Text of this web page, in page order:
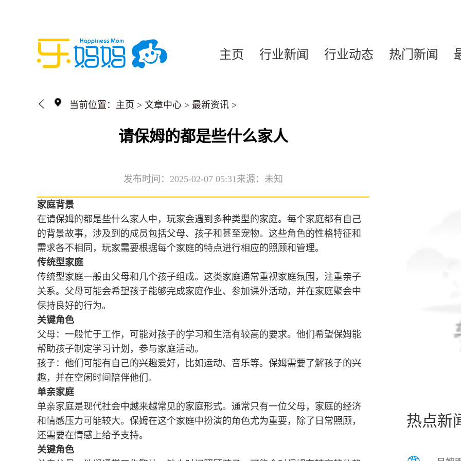
主页 行业新闻 行业动态 热门新闻
当前位置： 主页 > 文章中心 > 最新资讯 >
请保姆的都是些什么家人
发布时间：2025-02-07 05:31来源：未知
家庭背景
在请保姆的都是些什么家人中，玩家会遇到多种类型的家庭。每个家庭都有自己
的背景故事，涉及到的成员包括父母、孩子和甚至宠物。这些角色的性格特征和
需求各不相同，玩家需要根据每个家庭的特点进行相应的照顾和管理。
传统型家庭
传统型家庭一般由父母和几个孩子组成。这类家庭通常重视家庭氛围，注重亲子
关系。父母可能会希望孩子能够完成家庭作业、参加课外活动，并在家庭聚会中
保持良好的行为。
关键角色
父母：一般忙于工作，可能对孩子的学习和生活有较高的要求。他们希望保姆能
帮助孩子制定学习计划，参与家庭活动。
孩子：他们可能有自己的兴趣爱好，比如运动、音乐等。保姆需要了解孩子的兴
趣，并在空闲时间陪伴他们。
单亲家庭
单亲家庭是现代社会中越来越常见的家庭形式。通常只有一位父母，家庭的经济
和情感压力可能较大。保姆在这个家庭中扮演的角色尤为重要，除了日常照顾，
还需要在情感上给予支持。
关键角色
热点新